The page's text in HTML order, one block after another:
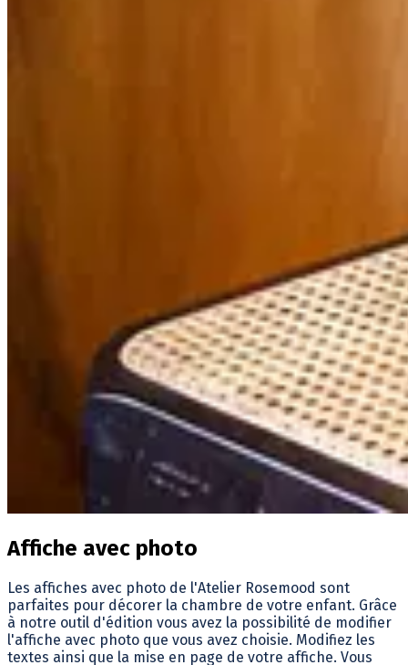
Affiche avec photo
Les affiches avec photo de l'Atelier Rosemood sont
parfaites pour décorer la chambre de votre enfant. Grâce
à notre outil d'édition vous avez la possibilité de modifier
l'affiche avec photo que vous avez choisie. Modifiez les
textes ainsi que la mise en page de votre affiche. Vous